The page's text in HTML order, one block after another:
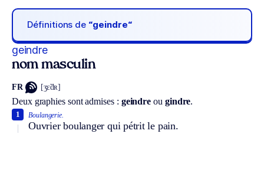
Définitions de “geindre“
geindre
nom masculin
FR [ʒɛ̃dʀ]
Deux graphies sont admises : geindre ou gindre.
Boulangerie.
Ouvrier boulanger qui pétrit le pain.
1